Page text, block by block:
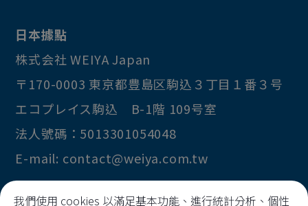
遊戲機按鍵
喇叭網
車輪
連接器
飾條
鎖鈎
日本據點
株式会社 WEIYA Japan
〒170-0003 東京都豊島区駒込３丁目１番３号
エコプレイス駒込 B-1階 109号室
法人號碼：5013301054048
E-mail: contact@weiya.com.tw
我們使用 cookies 以滿足基本功能、進行統計分析、個性